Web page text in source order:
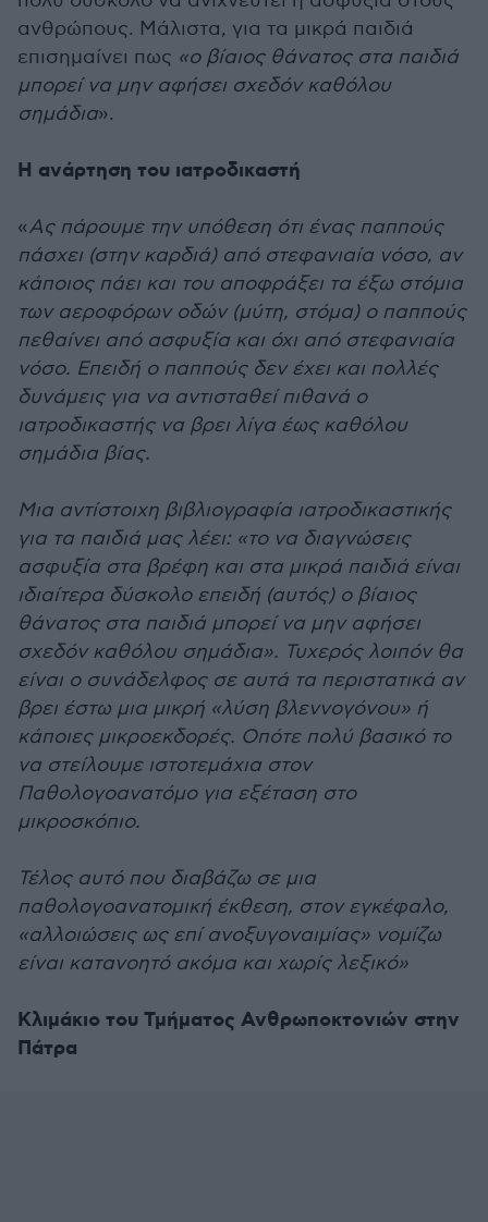
ανθρώπους. Μάλιστα, για τα μικρά παιδιά
επισημαίνει πως «ο βίαιος θάνατος στα παιδιά
μπορεί να μην αφήσει σχεδόν καθόλου
σημάδια».
Η ανάρτηση του ιατροδικαστή
«Ας πάρουμε την υπόθεση ότι ένας παππούς
πάσχει (στην καρδιά) από στεφανιαία νόσο, αν
κάποιος πάει και του αποφράξει τα έξω στόμια
των αεροφόρων οδών (μύτη, στόμα) ο παππούς
πεθαίνει από ασφυξία και όχι από στεφανιαία
νόσο. Επειδή ο παππούς δεν έχει και πολλές
δυνάμεις για να αντισταθεί πιθανά ο
ιατροδικαστής να βρει λίγα έως καθόλου
σημάδια βίας.
Μια αντίστοιχη βιβλιογραφία ιατροδικαστικής
για τα παιδιά μας λέει: «το να διαγνώσεις
ασφυξία στα βρέφη και στα μικρά παιδιά είναι
ιδιαίτερα δύσκολο επειδή (αυτός) ο βίαιος
θάνατος στα παιδιά μπορεί να μην αφήσει
σχεδόν καθόλου σημάδια». Τυχερός λοιπόν θα
είναι ο συνάδελφος σε αυτά τα περιστατικά αν
βρει έστω μια μικρή «λύση βλεννογόνου» ή
κάποιες μικροεκδορές. Οπότε πολύ βασικό το
να στείλουμε ιστοτεμάχια στον
Παθολογοανατόμο για εξέταση στο
μικροσκόπιο.
Τέλος αυτό που διαβάζω σε μια
παθολογοανατομική έκθεση, στον εγκέφαλο,
«αλλοιώσεις ως επί ανοξυγοναιμίας» νομίζω
είναι κατανοητό ακόμα και χωρίς λεξικό»
Κλιμάκιο του Τμήματος Ανθρωποκτονιών στην
Πάτρα